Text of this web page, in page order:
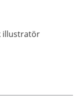
illustratör